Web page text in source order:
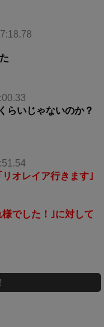
らいじゃないのか？
オレイア行きます｣
でした！｣に対して